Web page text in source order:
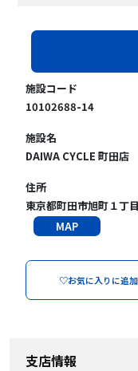
施設コード
10102688-14
施設名
DAIWA CYCLE 町田店
住所
東京都町田市旭町１丁
MAP
♡お気に入りに追加
支店情報